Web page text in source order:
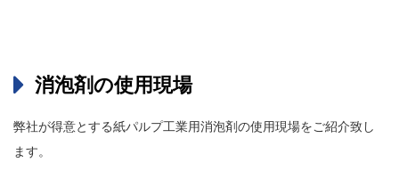
消泡剤の使用現場
弊社が得意とする紙パルプ工業用消泡剤の使用現場をご紹介致し
ます。